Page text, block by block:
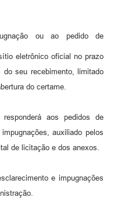
ou ao pedido de
eletrônico oficial no prazo
seu recebimento, limitado
do certame.
aos pedidos de
auxiliado pelos
de licitação e dos anexos.
e impugnações